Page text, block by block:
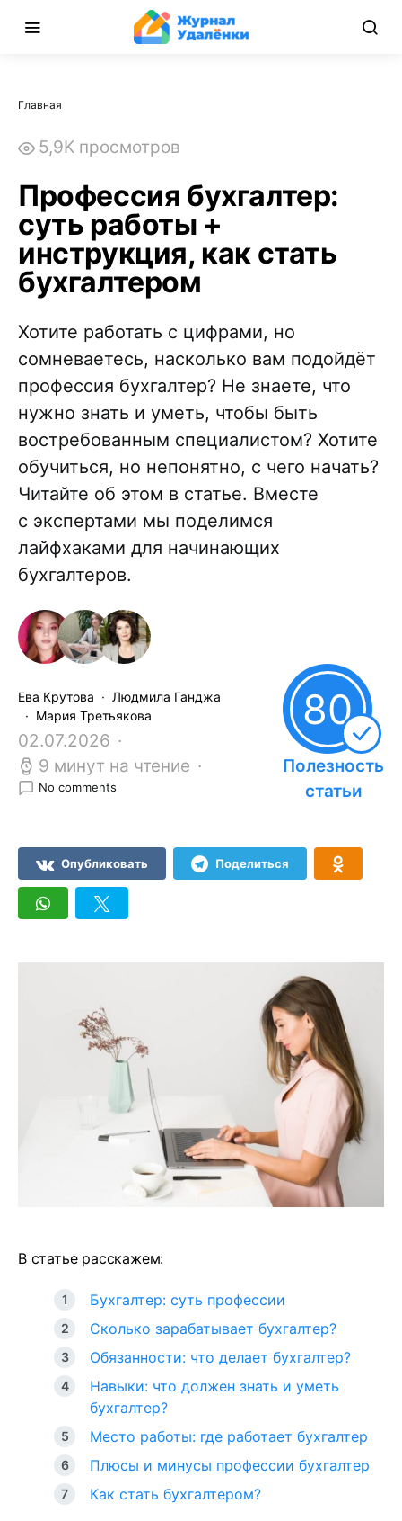
Главная
5,9K просмотров
Профессия бухгалтер:
суть работы +
инструкция, как стать
бухгалтером
Хотите работать с цифрами, но
сомневаетесь, насколько вам подойдёт
профессия бухгалтер? Не знаете, что
нужно знать и уметь, чтобы быть
востребованным специалистом? Хотите
обучиться, но непонятно, с чего начать?
Читайте об этом в статье. Вместе
с экспертами мы поделимся
лайфхаками для начинающих
бухгалтеров.
Ева Крутова
Людмила Ганджа
Мария Третьякова
02.07.2026
9 минут на чтение
No comments
80
Полезность
статьи
Опубликовать Поделиться
В статье расскажем:
Бухгалтер: суть профессии
Сколько зарабатывает бухгалтер?
Обязанности: что делает бухгалтер?
Навыки: что должен знать и уметь
бухгалтер?
Место работы: где работает бухгалтер
Плюсы и минусы профессии бухгалтер
Как стать бухгалтером?